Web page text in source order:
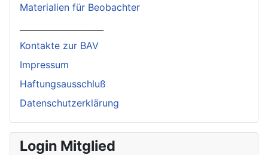
Materialien für Beobachter
Kontakte zur BAV
Impressum
Haftungsausschluß
Datenschutzerklärung
Login Mitglied